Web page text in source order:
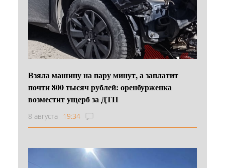
Взяла машину на пару минут, а заплатит
почти 800 тысяч рублей: оренбурженка
возместит ущерб за ДТП
8 августа 19:34